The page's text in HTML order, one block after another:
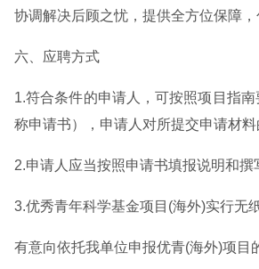
协调解决后顾之忧，提供全方位保障
六、应聘方式
1.符合条件的申请人，可按照项目指
称申请书），申请人对所提交申请材料
2.申请人应当按照申请书填报说明和
3.优秀青年科学基金项目(海外)实行无
有意向依托我单位申报优青(海外)项目